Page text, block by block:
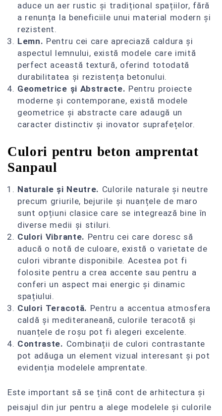
aduce un aer rustic și tradițional spațiilor, fără
a renunța la beneficiile unui material modern și
rezistent.
Lemn. Pentru cei care apreciază caldura și
aspectul lemnului, există modele care imită
perfect această textură, oferind totodată
durabilitatea și rezistența betonului.
Geometrice și Abstracte. Pentru proiecte
moderne și contemporane, există modele
geometrice și abstracte care adaugă un
caracter distinctiv și inovator suprafețelor.
Culori pentru beton amprentat
Sanpaul
Naturale și Neutre. Culorile naturale și neutre
precum griurile, bejurile și nuanțele de maro
sunt opțiuni clasice care se integrează bine în
diverse medii și stiluri.
Culori Vibrante. Pentru cei care doresc să
aducă o notă de culoare, există o varietate de
culori vibrante disponibile. Acestea pot fi
folosite pentru a crea accente sau pentru a
conferi un aspect mai energic și dinamic
spațiului.
Culori Teracotă. Pentru a accentua atmosfera
caldă și mediteraneană, culorile teracotă și
nuanțele de roșu pot fi alegeri excelente.
Contraste. Combinații de culori contrastante
pot adăuga un element vizual interesant și pot
evidenția modelele amprentate.
Este important să se țină cont de arhitectura și
peisajul din jur pentru a alege modelele și culorile